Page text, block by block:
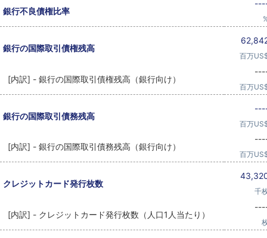
銀行不良債権比率
銀行の国際取引債権残高
百万
[内訳] - 銀行の国際取引債権残高（銀行向け）
百万
銀行の国際取引債務残高
百万
[内訳] - 銀行の国際取引債務残高（銀行向け）
百万
クレジットカード発行枚数
千
[内訳] - クレジットカード発行枚数（人口1人当たり）